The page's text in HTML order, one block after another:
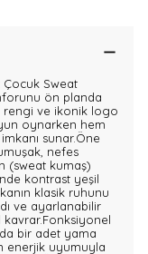
Sweat
ön planda
rengi ve ikonik logo
oynarken hem
sunar.Öne
nefes
(sweat kumaş)
kontrast yeşil
klasik ruhunu
ve ayarlanabilir
bir adet yama
enerjik uyumuyla